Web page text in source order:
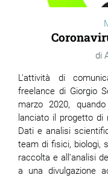
L'attività di
freelance di Giorgio
marzo 2020,
lanciato il progetto di
Dati e analisi
team di fisici, biologi,
raccolta e all'analisi
a una divulgazione